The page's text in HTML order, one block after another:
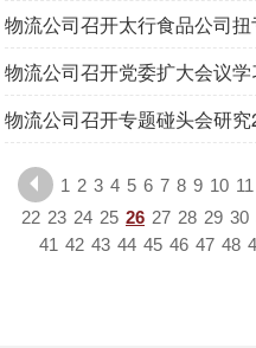
物流公司召开太行食品公司
1 2 3 4 5 6 7 8 9 10 11
22 23 24 25 26 27 28 29 30
41 42 43 44 45 46 47 48